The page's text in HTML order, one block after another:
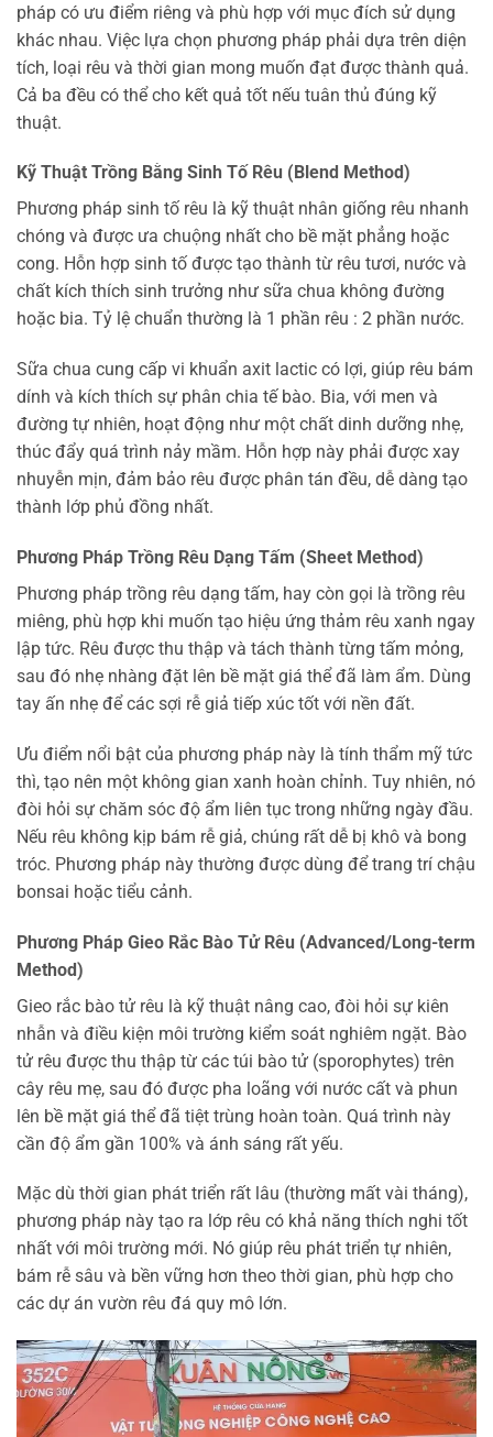
pháp có ưu điểm riêng và phù hợp với mục đích sử dụng
khác nhau. Việc lựa chọn phương pháp phải dựa trên diện
tích, loại rêu và thời gian mong muốn đạt được thành quả.
Cả ba đều có thể cho kết quả tốt nếu tuân thủ đúng kỹ
thuật.
Kỹ Thuật Trồng Bằng Sinh Tố Rêu (Blend Method)
Phương pháp sinh tố rêu là kỹ thuật nhân giống rêu nhanh
chóng và được ưa chuộng nhất cho bề mặt phẳng hoặc
cong. Hỗn hợp sinh tố được tạo thành từ rêu tươi, nước và
chất kích thích sinh trưởng như sữa chua không đường
hoặc bia. Tỷ lệ chuẩn thường là 1 phần rêu : 2 phần nước.
Sữa chua cung cấp vi khuẩn axit lactic có lợi, giúp rêu bám
dính và kích thích sự phân chia tế bào. Bia, với men và
đường tự nhiên, hoạt động như một chất dinh dưỡng nhẹ,
thúc đẩy quá trình nảy mầm. Hỗn hợp này phải được xay
nhuyễn mịn, đảm bảo rêu được phân tán đều, dễ dàng tạo
thành lớp phủ đồng nhất.
Phương Pháp Trồng Rêu Dạng Tấm (Sheet Method)
Phương pháp trồng rêu dạng tấm, hay còn gọi là trồng rêu
miêng, phù hợp khi muốn tạo hiệu ứng thảm rêu xanh ngay
lập tức. Rêu được thu thập và tách thành từng tấm mỏng,
sau đó nhẹ nhàng đặt lên bề mặt giá thể đã làm ẩm. Dùng
tay ấn nhẹ để các sợi rễ giả tiếp xúc tốt với nền đất.
Ưu điểm nổi bật của phương pháp này là tính thẩm mỹ tức
thì, tạo nên một không gian xanh hoàn chỉnh. Tuy nhiên, nó
đòi hỏi sự chăm sóc độ ẩm liên tục trong những ngày đầu.
Nếu rêu không kịp bám rễ giả, chúng rất dễ bị khô và bong
tróc. Phương pháp này thường được dùng để trang trí chậu
bonsai hoặc tiểu cảnh.
Phương Pháp Gieo Rắc Bào Tử Rêu (Advanced/Long-term
Method)
Gieo rắc bào tử rêu là kỹ thuật nâng cao, đòi hỏi sự kiên
nhẫn và điều kiện môi trường kiểm soát nghiêm ngặt. Bào
tử rêu được thu thập từ các túi bào tử (sporophytes) trên
cây rêu mẹ, sau đó được pha loãng với nước cất và phun
lên bề mặt giá thể đã tiệt trùng hoàn toàn. Quá trình này
cần độ ẩm gần 100% và ánh sáng rất yếu.
Mặc dù thời gian phát triển rất lâu (thường mất vài tháng),
phương pháp này tạo ra lớp rêu có khả năng thích nghi tốt
nhất với môi trường mới. Nó giúp rêu phát triển tự nhiên,
bám rễ sâu và bền vững hơn theo thời gian, phù hợp cho
các dự án vườn rêu đá quy mô lớn.